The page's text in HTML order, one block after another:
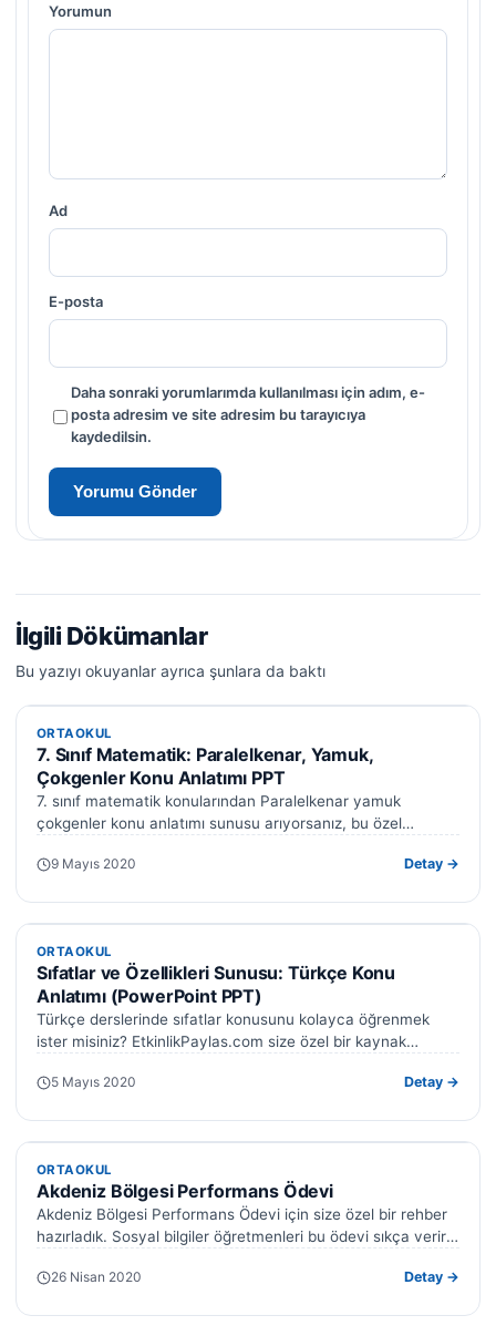
Yorumun
Ad
E-posta
Daha sonraki yorumlarımda kullanılması için adım, e-
posta adresim ve site adresim bu tarayıcıya
kaydedilsin.
İlgili Dökümanlar
Bu yazıyı okuyanlar ayrıca şunlara da baktı
ORTAOKUL
ORTAOKUL
7. Sınıf Matematik: Paralelkenar, Yamuk,
Çokgenler Konu Anlatımı PPT
7. sınıf matematik konularından Paralelkenar yamuk
çokgenler konu anlatımı sunusu arıyorsanız, bu özel
9 Mayıs 2020 Detay →
ORTAOKUL
ORTAOKUL
Sıfatlar ve Özellikleri Sunusu: Türkçe Konu
Anlatımı (PowerPoint PPT)
Türkçe derslerinde sıfatlar konusunu kolayca öğrenmek
ister misiniz? EtkinlikPaylas.com size özel bir kaynak
5 Mayıs 2020 Detay →
ORTAOKUL
ORTAOKUL
Akdeniz Bölgesi Performans Ödevi
Akdeniz Bölgesi Performans Ödevi için size özel bir rehber
hazırladık. Sosyal bilgiler öğretmenleri bu ödevi sıkça verir.
26 Nisan 2020 Detay →